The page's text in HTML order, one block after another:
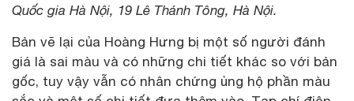
Quốc gia Hà Nội, 19 Lê Thánh Tông, Hà Nội.
Bản vẽ lại của Hoàng Hưng bị một số người đánh
giá là sai màu và có những chi tiết khác so với bản
gốc, tuy vậy vẫn có nhân chứng ủng hộ phần màu